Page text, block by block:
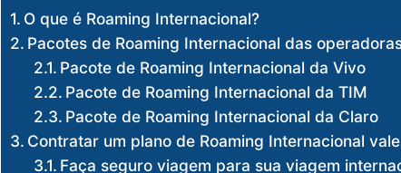
O que é Roaming Internacional?
Pacotes de Roaming Internacional das
Pacote de Roaming Internacional da Vivo
Pacote de Roaming Internacional da TIM
Pacote de Roaming Internacional da Claro
Contratar um plano de Roaming Internacional
Faça seguro viagem para sua viagem